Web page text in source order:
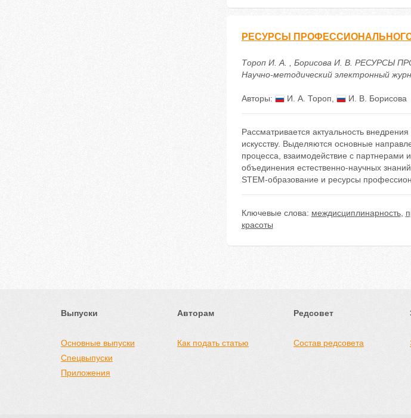
РЕСУРСЫ
Тороп И. А. , Борисова И. В.
Научно-методический электронный
Авторы: И. А. Тороп И. В. Борисова
Рассматривается актуальность
искусству. Выделяются основные
процесса, взаимодействие с партнерами
объединения естественно-научных
STEM-образование и ресурсы
Ключевые слова: междисциплинарность,
красоты
Выпуски
Основные выпуски
Спецвыпуски
Приложения
Авторам
Как подать статью
Редсовет
Состав редсовета